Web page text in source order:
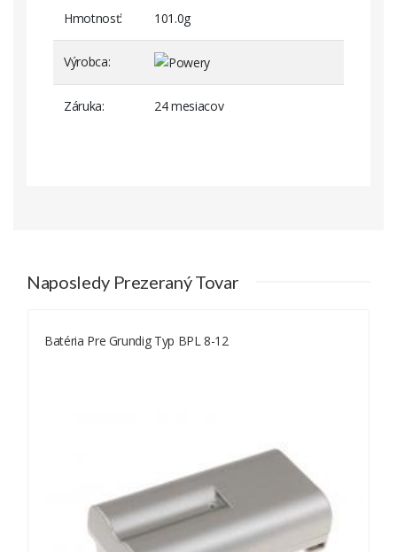
Hmotnosť 101.0g
Výrobca
Záruka 24 mesiacov
PD150
Professional Sony Video Camcorder DSR-
Professional Sony Video HDR-FX1E
Sony DCR-TRV103
Sony DCR-TRV110
Sony DCR-TRV130E
Naposledy Prezeraný Tovar
Batéria Pre Grundig Typ BPL 8-12